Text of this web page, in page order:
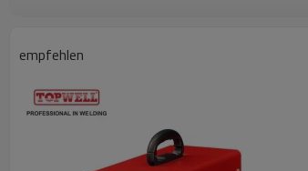
Gewicht: 45 KG
empfehlen